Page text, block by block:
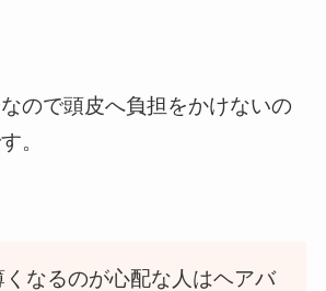
ので頭皮へ負担をかけないの
。
くなるのが心配な人はヘアバ